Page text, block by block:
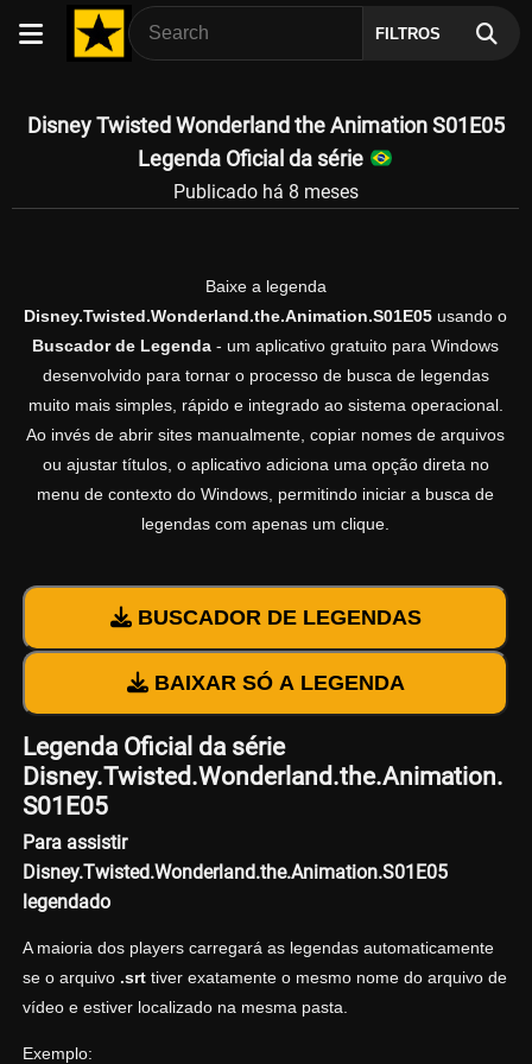
FILTROS
Disney Twisted Wonderland the Animation S01E05
Legenda Oficial da série
Publicado há 8 meses
Baixe a legenda
Disney.Twisted.Wonderland.the.Animation.S01E05 usando o
Buscador de Legenda - um aplicativo gratuito para Windows
desenvolvido para tornar o processo de busca de legendas
muito mais simples, rápido e integrado ao sistema operacional.
Ao invés de abrir sites manualmente, copiar nomes de arquivos
ou ajustar títulos, o aplicativo adiciona uma opção direta no
menu de contexto do Windows, permitindo iniciar a busca de
legendas com apenas um clique.
BUSCADOR DE LEGENDAS
BAIXAR SÓ A LEGENDA
Legenda Oficial da série
Disney.Twisted.Wonderland.the.Animation.
S01E05
Para assistir
Disney.Twisted.Wonderland.the.Animation.S01E05
legendado
A maioria dos players carregará as legendas automaticamente
se o arquivo .srttiver exatamente o mesmo nome do arquivo de
vídeo e estiver localizado na mesma pasta.
Exemplo: